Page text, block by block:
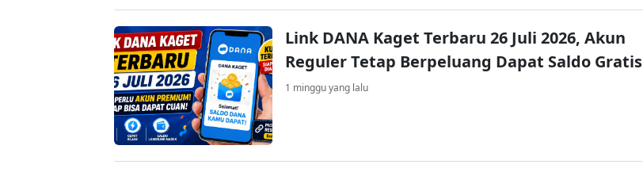
Link DANA Kaget Terbaru 26 Juli 2026, Akun
Reguler Tetap Berpeluang Dapat Saldo Gratis
1 minggu yang lalu